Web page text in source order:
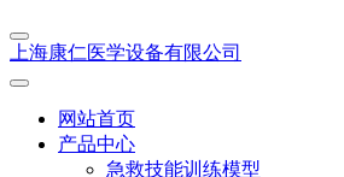
上海康仁医学设备有限公司
网站首页
产品中心
急救技能训练模型